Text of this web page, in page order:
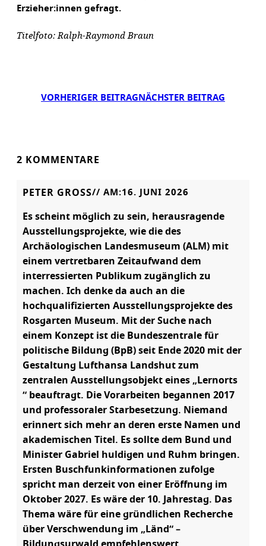
Erzieher:innen gefragt.
Titelfoto: Ralph-Raymond Braun
VORHERIGER BEITRAG NÄCHSTER BEITRAG
2 KOMMENTARE
PETER GROSS // AM:16. JUNI 2026
Es scheint möglich zu sein, herausragende
Ausstellungsprojekte, wie die des
Archäologischen Landesmuseum (ALM) mit
einem vertretbaren Zeitaufwand dem
interressierten Publikum zugänglich zu
machen. Ich denke da auch an die
hochqualifizierten Ausstellungsprojekte des
Rosgarten Museum. Mit der Suche nach
einem Konzept ist die Bundeszentrale für
politische Bildung (BpB) seit Ende 2020 mit der
Gestaltung Lufthansa Landshut zum
zentralen Ausstellungsobjekt eines „Lernorts
“ beauftragt. Die Vorarbeiten begannen 2017
und professoraler Starbesetzung. Niemand
erinnert sich mehr an deren erste Namen und
akademischen Titel. Es sollte dem Bund und
Minister Gabriel huldigen und Ruhm bringen.
Ersten Buschfunkinformationen zufolge
spricht man derzeit von einer Eröffnung im
Oktober 2027. Es wäre der 10. Jahrestag. Das
Thema wäre für eine gründlichen Recherche
über Verschwendung im „Länd“ –